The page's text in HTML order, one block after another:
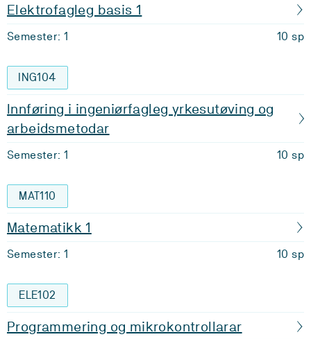
Elektrofagleg basis 1
Semester: 1 10 sp
ING104
Innføring i ingeniørfagleg yrkesutøving og
arbeidsmetodar
Semester: 1 10 sp
MAT110
Matematikk 1
Semester: 1 10 sp
ELE102
Programmering og mikrokontrollarar